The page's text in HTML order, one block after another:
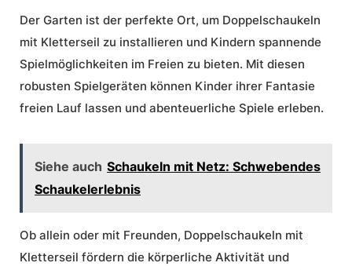
Der Garten ist der perfekte Ort, um Doppelschaukeln
mit Kletterseil zu installieren und Kindern spannende
Spielmöglichkeiten im Freien zu bieten. Mit diesen
robusten Spielgeräten können Kinder ihrer Fantasie
freien Lauf lassen und abenteuerliche Spiele erleben.
Siehe auch Schaukeln mit Netz: Schwebendes
Schaukelerlebnis
Ob allein oder mit Freunden, Doppelschaukeln mit
Kletterseil fördern die körperliche Aktivität und